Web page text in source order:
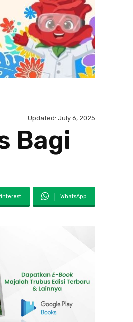
Updated: July 6, 2025
Bagi
WhatsApp